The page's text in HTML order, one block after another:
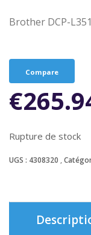
Brother DCP-
Compare
€
Rupture de stock
UGS : 4308320